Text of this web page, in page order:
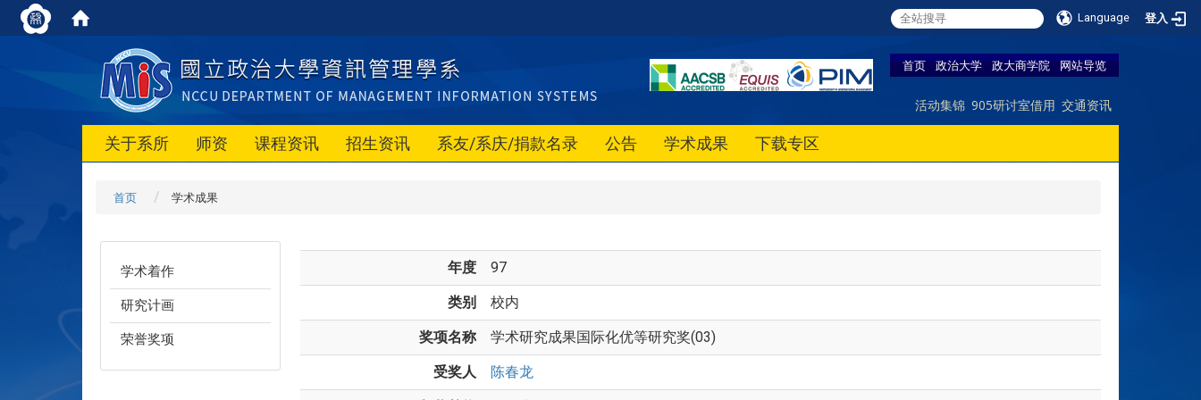
Language 登入
首页 政治大学 政大商学院 网站导览
活动集锦 905研讨室借用 交通资讯
关于系所 师资 课程资讯 招生资讯 系友/系庆/捐款名录 公告 学术成果 下载专区
首页 学术成果
学术着作
研究计画
荣誉奖项
年度 97
类别 校内
奖项名称 学术研究成果国际化优等研究奖(03)
受奖人 陈春龙